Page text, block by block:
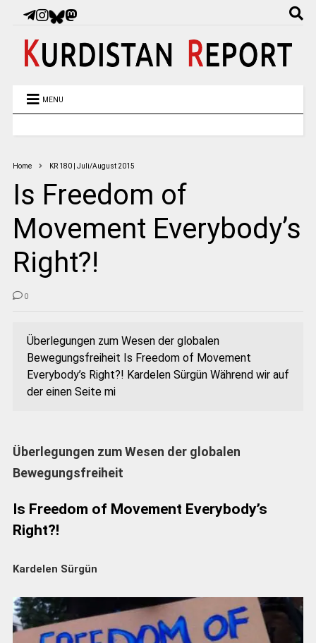
MENU
Home KR 180 | Juli/August 2015
Is Freedom of
Movement Everybody’s
Right?!
0
Überlegungen zum Wesen der globalen
Bewegungsfreiheit Is Freedom of Movement
Everybody’s Right?! Kardelen Sürgün Während wir auf
der einen Seite mi
Überlegungen zum Wesen der globalen
Bewegungsfreiheit
Is Freedom of Movement Everybody’s
Right?!
Kardelen Sürgün